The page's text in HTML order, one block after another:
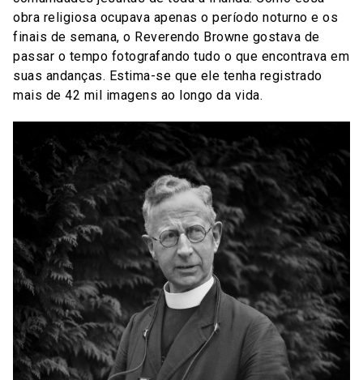
obra religiosa ocupava apenas o período noturno e os
finais de semana, o Reverendo Browne gostava de
passar o tempo fotografando tudo o que encontrava em
suas andanças. Estima-se que ele tenha registrado
mais de 42 mil imagens ao longo da vida.